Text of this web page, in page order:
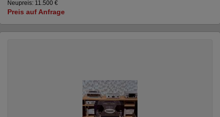
Neupreis: 11.500 €
Preis auf Anfrage